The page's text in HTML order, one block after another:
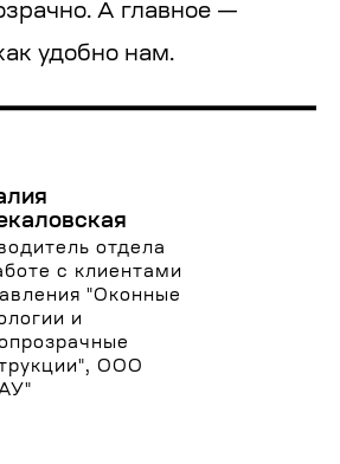
А главное —
удобно нам.
отдела
с клиентами
"Оконные
и
ООО